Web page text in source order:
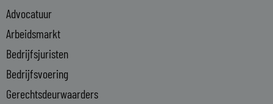
d
i
n
-
i
n
Advocatuur
Arbeidsmarkt
Bedrijfsjuristen
Bedrijfsvoering
Gerechtsdeurwaarders